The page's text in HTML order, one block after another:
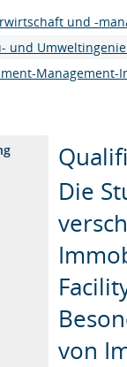
und -
und
Management-
Die
von